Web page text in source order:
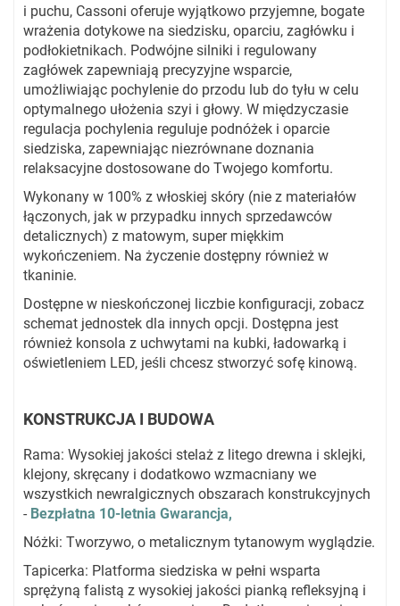
i puchu, Cassoni oferuje wyjątkowo przyjemne, bogate
wrażenia dotykowe na siedzisku, oparciu, zagłówku i
podłokietnikach. Podwójne silniki i regulowany
zagłówek zapewniają precyzyjne wsparcie,
umożliwiając pochylenie do przodu lub do tyłu w celu
optymalnego ułożenia szyi i głowy. W międzyczasie
regulacja pochylenia reguluje podnóżek i oparcie
siedziska, zapewniając niezrównane doznania
relaksacyjne dostosowane do Twojego komfortu.
Wykonany w 100% z włoskiej skóry (nie z materiałów
łączonych, jak w przypadku innych sprzedawców
detalicznych) z matowym, super miękkim
wykończeniem. Na życzenie dostępny również w
tkaninie.
Dostępne w nieskończonej liczbie konfiguracji, zobacz
schemat jednostek dla innych opcji. Dostępna jest
również konsola z uchwytami na kubki, ładowarką i
oświetleniem LED, jeśli chcesz stworzyć sofę kinową.
KONSTRUKCJA I BUDOWA
Rama: Wysokiej jakości stelaż z litego drewna i sklejki,
klejony, skręcany i dodatkowo wzmacniany we
wszystkich newralgicznych obszarach konstrukcyjnych
- Bezpłatna 10-letnia Gwarancja,
Nóżki: Tworzywo, o metalicznym tytanowym wyglądzie.
Tapicerka: Platforma siedziska w pełni wsparta
sprężyną falistą z wysokiej jakości pianką refleksyjną i